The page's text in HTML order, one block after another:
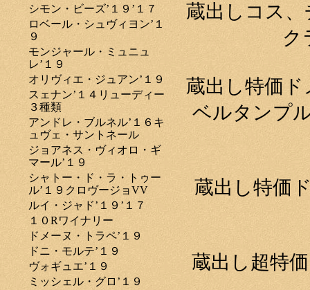
シモン・ビーズ’１９’１７
ロベール・シュヴィヨン’１
９
モンジャール・ミュニュ
レ’１９
オリヴィエ・ジュアン’１９
スェナン’１４リューディー
３種類
アンドレ・ブルネル’１６キ
ュヴェ・サントネール
ジョアネス・ヴィオロ・ギ
マール’１９
シャトー・ド・ラ・トゥー
ル’１９クロヴージョVV
ルイ・ジャド’１９’１７
１０Rワイナリー
ドメーヌ・トラペ’１９
ドニ・モルテ’１９
ヴォギュエ’１９
ミッシェル・グロ’１９
蔵出しコス
ク
蔵出し特価
ベルタンプ
蔵出し特価
蔵出し超特